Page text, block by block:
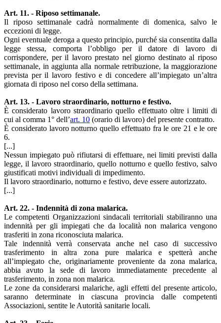
Art. 11. - Riposo settimanale.
Il riposo settimanale cadrà normalmente di domenica, salvo le
eccezioni di legge.
Ogni eventuale deroga a questo principio, purché sia consentita dalla
legge stessa, comporta l’obbligo per il datore di lavoro di
corrispondere, per il lavoro prestato nel giorno destinato al riposo
settimanale, in aggiunta alla normale retribuzione, la maggiorazione
prevista per il lavoro festivo e di concedere all’impiegato un’altra
giornata di riposo nel corso della settimana.
Art. 13. - Lavoro straordinario, notturno e festivo.
È considerato lavoro straordinario quello effettuato oltre i limiti di
cui al comma 1° dell’art. 10 (orario di lavoro) del presente contratto.
È considerato lavoro notturno quello effettuato fra le ore 21 e le ore
6.
[...]
Nessun impiegato può rifiutarsi di effettuare, nei limiti previsti dalla
legge, il lavoro straordinario, quello notturno e quello festivo, salvo
giustificati motivi individuali di impedimento.
Il lavoro straordinario, notturno e festivo, deve essere autorizzato.
[...]
Art. 22. - Indennità di zona malarica.
Le competenti Organizzazioni sindacali territoriali stabiliranno una
indennità per gli impiegati che da località non malarica vengono
trasferiti in zona riconosciuta malarica.
Tale indennità verrà conservata anche nel caso di successivo
trasferimento in altra zona pure malarica e spetterà anche
all’impiegato che, originariamente proveniente da zona malarica,
abbia avuto la sede di lavoro immediatamente precedente al
trasferimento, in zona non malarica.
Le zone da considerarsi malariche, agli effetti del presente articolo,
saranno determinate in ciascuna provincia dalle competenti
Associazioni, sentite le Autorità sanitarie locali.